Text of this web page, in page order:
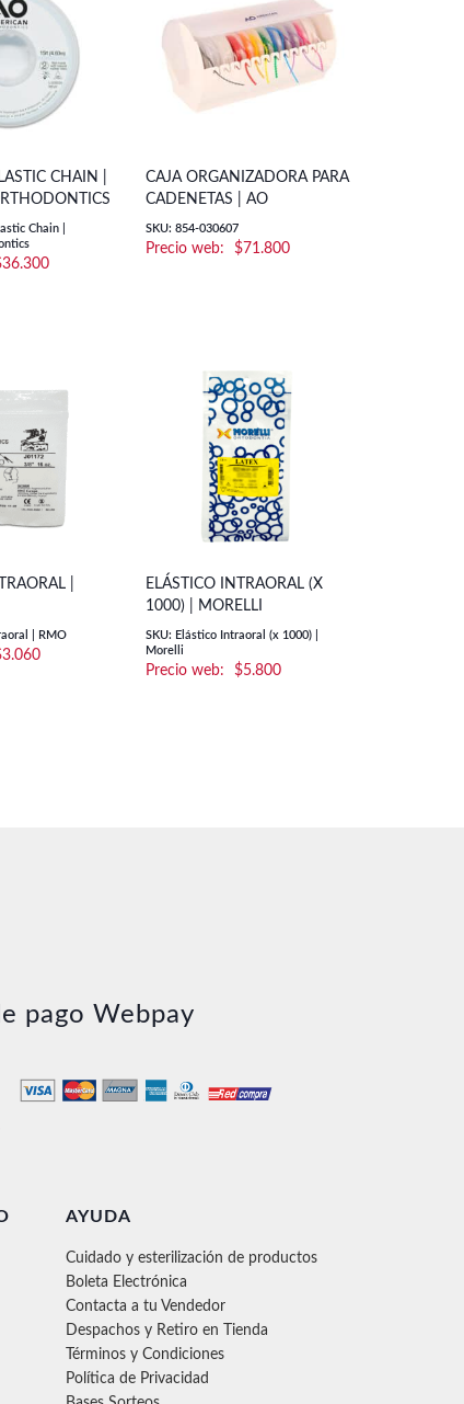
CHAIN |
Chain |
36.300
CAJA ORGANIZADORA PARA
CADENETAS | AO
SKU: 854-030607
$71.800
|
| RMO
3.060
ELÁSTICO INTRAORAL (X
1000) | MORELLI
SKU: Elástico Intraoral (x 1000) |
Morelli
$5.800
pago Webpay
AYUDA
Cuidado y esterilización de productos
Boleta Electrónica
Contacta a tu Vendedor
Despachos y Retiro en Tienda
Términos y Condiciones
Política de Privacidad